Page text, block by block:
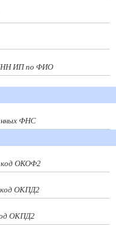
ИП по ФИО
ФНС
код ОКОФ2
код ОКПД2
ОКПД2